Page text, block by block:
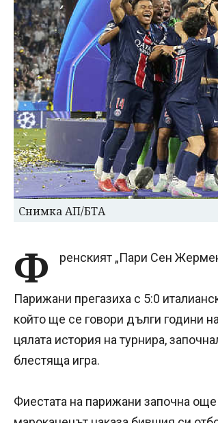
Снимка АП/БТА
Ф ренският „Пари Сен
Парижани прегазиха с 5:0
който ще се говори дълги години
цялата история на турнира,
блестяща игра.
Фиестата на парижани започна